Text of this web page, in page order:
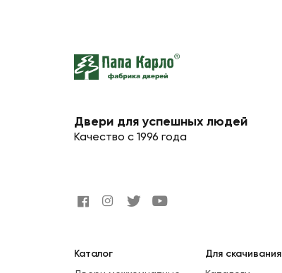
Двери для успешных людей
Качество с 1996 года
Каталог Для скачивания